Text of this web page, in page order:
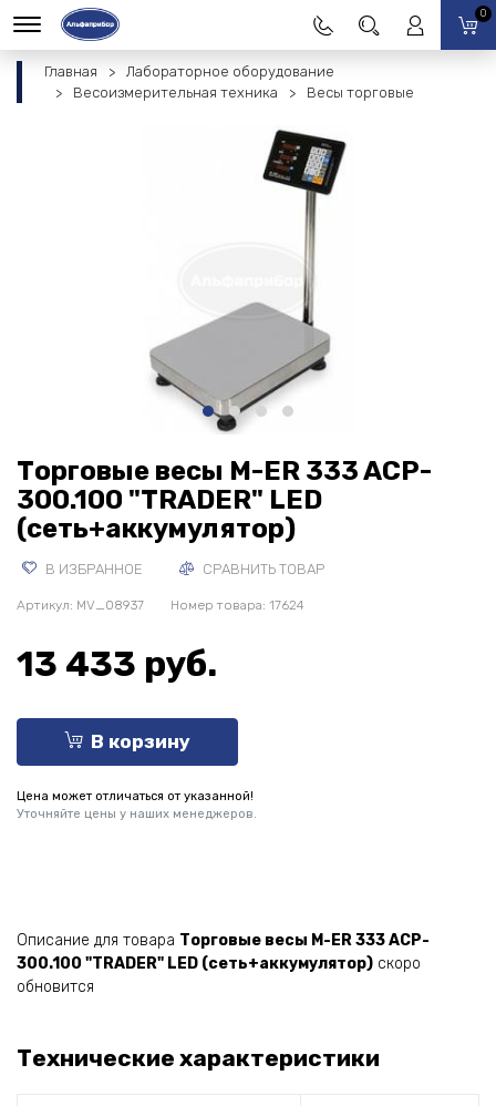
0
Главная
Лабораторное оборудование
Весоизмерительная техника
Весы торговые
Торговые весы M-ER 333 ACP-
300.100 "TRADER" LED
(сеть+аккумулятор)
В ИЗБРАННОЕ СРАВНИТЬ ТОВАР
Артикул: MV_08937 Номер товара: 17624
13 433 руб.
В корзину
Цена может отличаться от указанной!
Уточняйте цены у наших менеджеров.
Описание для товара Торговые весы M-ER 333 ACP-
300.100 "TRADER" LED (сеть+аккумулятор) скоро
обновится
Технические характеристики